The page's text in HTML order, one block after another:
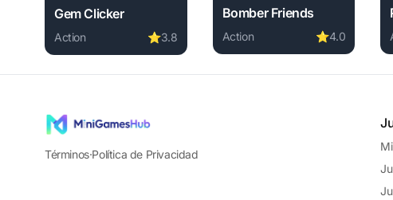
Gem Clicker
Action ⭐3.8
Play Gem Clicker online free. action game, no download
Bomber Friends
Action ⭐4.0
Play Bomber Friends online
Términos·Política de Privacidad